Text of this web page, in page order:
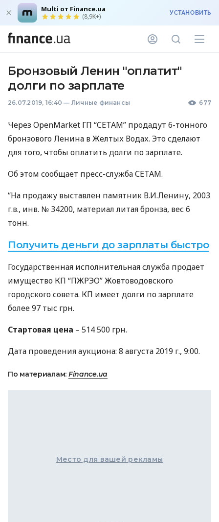
Multi от Finance.ua
(8,9K+) УСТАНОВИТЬ
Бронзовый Ленин "оплатит"
долги по зарплате
26.07.2019, 16:40 — Личные финансы 677
Через OpenMarket ГП “СЕТАМ” продадут 6-тонного
бронзового Ленина в Желтых Водах. Это сделают
для того, чтобы оплатить долги по зарплате.
Об этом сообщает пресс-службаСЕТАМ.
“На продажу выставлен памятник В.И.Ленину, 2003
г.в., инв. № 34200, материал литая бронза, вес 6
тонн.
Получить деньги до зарплаты быстро
Государственная исполнительная служба продает
имущество КП “ПЖРЭО” Жовтоводовского
городского совета. КП имеет долги по зарплате
более 97 тыс грн.
Стартовая цена – 514 500 грн.
Дата проведения аукциона: 8 августа 2019 г., 9:00.
По материалам: Finance.ua
Место для вашей рекламы